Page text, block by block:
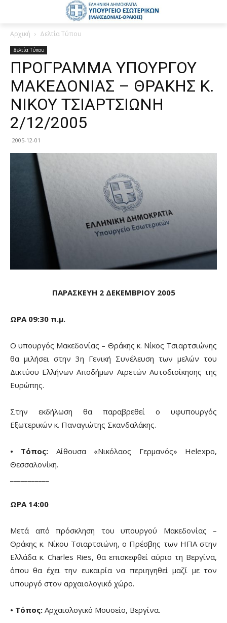
Αρχική Δελτία Τύπου
Δελτία Τύπου
ΠΡΟΓΡΑΜΜΑ ΥΠΟΥΡΓΟΥ
ΜΑΚΕΔΟΝΙΑΣ – ΘΡΑΚΗΣ Κ.
ΝΙΚΟΥ ΤΣΙΑΡΤΣΙΩΝΗ
2/12/2005
2005-12-01
ΠΑΡΑΣΚΕΥΗ 2 ΔΕΚΕΜΒΡΙΟΥ 2005
ΩΡΑ 09:30 π.μ.
Ο υπουργός Μακεδονίας – Θράκης κ. Νίκος Τσιαρτσιώνης
θα μιλήσει στην 3η Γενική Συνέλευση των μελών του
Δικτύου Ελλήνων Αποδήμων Αιρετών Αυτοδιοίκησης της
Ευρώπης.
Στην εκδήλωση θα παραβρεθεί ο υφυπουργός
Εξωτερικών κ. Παναγιώτης Σκανδαλάκης.
• Τόπος: Αίθουσα «Νικόλαος Γερμανός» Helexpo,
Θεσσαλονίκη.
ΩΡΑ 14:00
Μετά από πρόσκληση του υπουργού Μακεδονίας –
Θράκης κ. Νίκου Τσιαρτσιώνη, ο Πρέσβης των ΗΠΑ στην
Ελλάδα κ. Charles Ries, θα επισκεφθεί αύριο τη Βεργίνα,
όπου θα έχει την ευκαιρία να περιηγηθεί μαζί με τον
υπουργό στον αρχαιολογικό χώρο.
• Τόπος: Αρχαιολογικό Μουσείο, Βεργίνα.